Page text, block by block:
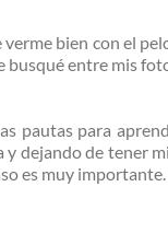
bien con el
entre mis
pautas para
dejando de tener
es muy